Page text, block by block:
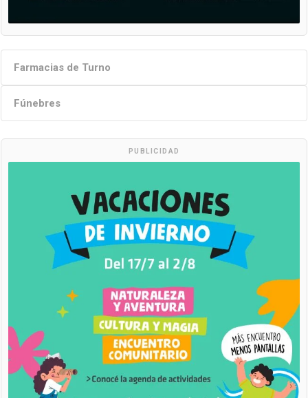
Farmacias de Turno
Fúnebres
PUBLICIDAD